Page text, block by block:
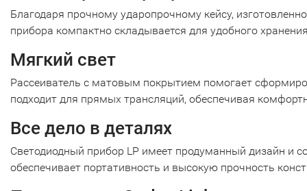
Благодаря прочному ударопрочному кейсу,
прибора компактно складывается для удобного
Мягкий свет
Рассеиватель с матовым покрытием помогает
подходит для прямых трансляций, обеспечивая
Все дело в деталях
Светодиодный прибор LP имеет продуманный дизайн и
обеспечивает портативность и высокую прочность